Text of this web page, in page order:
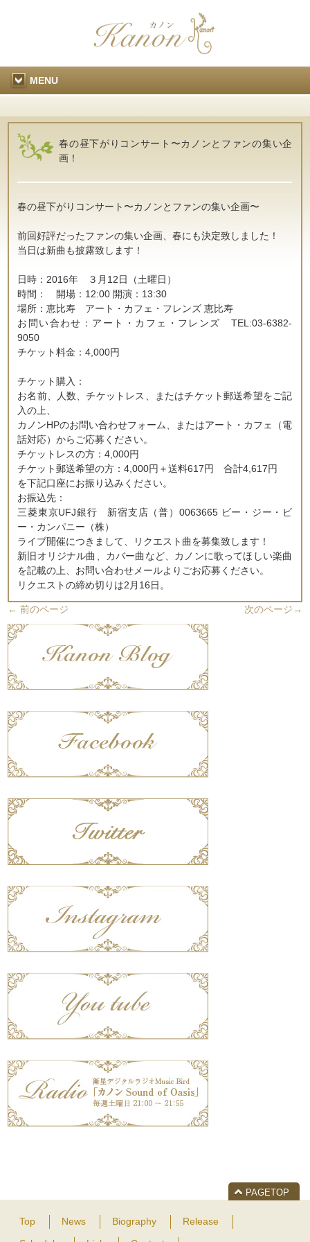
MENU
春の昼下がりコンサート〜カノンとファンの集い企
画！
春の昼下がりコンサート〜カノンとファンの集い企画〜
前回好評だったファンの集い企画、春にも決定致しました！
当日は新曲も披露致します！
日時：2016年 ３月12日（土曜日）
時間： 開場：12:00 開演：13:30
場所：恵比寿 アート・カフェ・フレンズ 恵比寿
お問い合わせ：アート・カフェ・フレンズ TEL:03-6382-
9050
チケット料金：4,000円
チケット購入：
お名前、人数、チケットレス、またはチケット郵送希望をご記
入の上、
カノンHPのお問い合わせフォーム、またはアート・カフェ（電
話対応）からご応募ください。
チケットレスの方：4,000円
チケット郵送希望の方：4,000円＋送料617円 合計4,617円
を下記口座にお振り込みください。
お振込先：
三菱東京UFJ銀行 新宿支店（普）0063665 ビー・ジー・ビ
ー・カンパニー（株）
ライブ開催につきまして、リクエスト曲を募集致します！
新旧オリジナル曲、カバー曲など、カノンに歌ってほしい楽曲
を記載の上、お問い合わせメールよりごお応募ください。
リクエストの締め切りは2月16日。
← 前のページ 次のページ →
PAGETOP
Top News Biography Release